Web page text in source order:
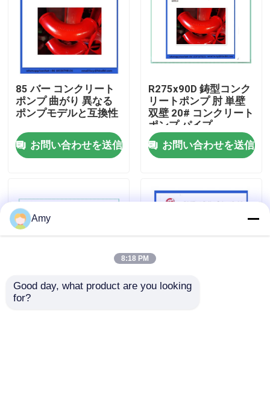
製品
ビデオ
会社案内
お問い合わせ
85 バー コンクリート
ポンプ 曲がり 異なる
ポンプモデルと互換性
お問い合わせを送信
R275x90D 鋳型コンク
リートポンプ 肘 単壁
双壁 20# コンクリート
ポンプ パイプ
お問い合わせを送信
ビッグベンド半径 地面
Amy
8:18 PM
Good day, what product are you looking
for?